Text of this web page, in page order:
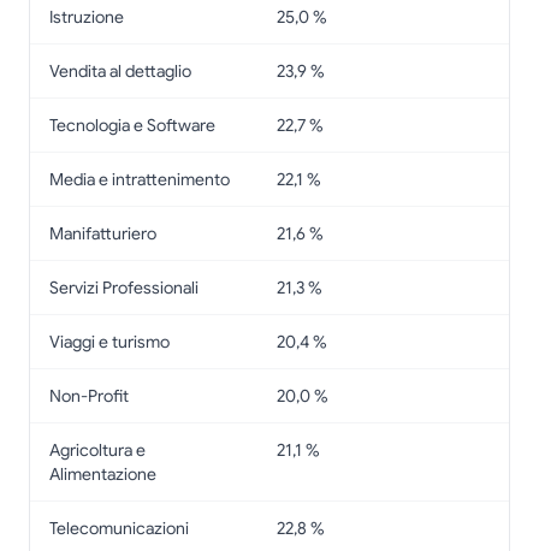
Istruzione 25,0 %
Vendita al dettaglio 23,9 %
Tecnologia e Software 22,7 %
Media e intrattenimento 22,1 %
Manifatturiero 21,6 %
Servizi Professionali 21,3 %
Viaggi e turismo 20,4 %
Non-Profit 20,0 %
Agricoltura e
Alimentazione
21,1 %
Telecomunicazioni 22,8 %